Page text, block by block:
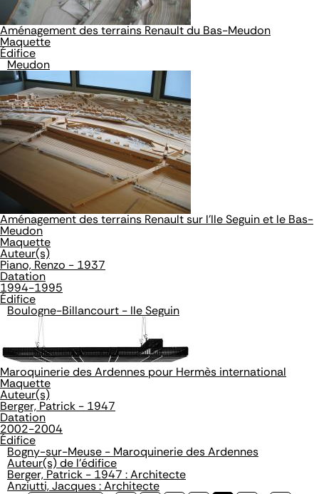
Aménagement des terrains Renault du Bas-Meudon
Maquette
Édifice
Meudon
Aménagement des terrains Renault sur l'Ile Seguin et le Bas-
Meudon
Maquette
Auteur(s)
Piano, Renzo - 1937
Datation
1994-1995
Édifice
Boulogne-Billancourt - Ile Seguin
Maroquinerie des Ardennes pour Hermès international
Maquette
Auteur(s)
Berger, Patrick - 1947
Datation
2002-2004
Édifice
Bogny-sur-Meuse - Maroquinerie des Ardennes
Auteur(s) de l'édifice
Berger, Patrick - 1947 : Architecte
Anziutti, Jacques : Architecte